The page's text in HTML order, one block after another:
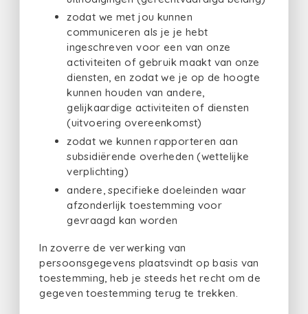
zodat we met jou kunnen
communiceren als je je hebt
ingeschreven voor een van onze
activiteiten of gebruik maakt van onze
diensten, en zodat we je op de hoogte
kunnen houden van andere,
gelijkaardige activiteiten of diensten
(uitvoering overeenkomst)
zodat we kunnen rapporteren aan
subsidiërende overheden (wettelijke
verplichting)
andere, specifieke doeleinden waar
afzonderlijk toestemming voor
gevraagd kan worden
In zoverre de verwerking van
persoonsgegevens plaatsvindt op basis van
toestemming, heb je steeds het recht om de
gegeven toestemming terug te trekken.